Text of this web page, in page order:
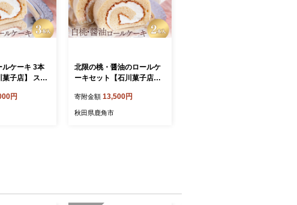
ルケーキ 3本
子店】 スイ
完熟 国産
暮 母の日 父
円
北限の桃・醤油のロールケ
ーキセット【石川菓子店】
ンデー ホワイトデー 完熟
国産桃 お中元 お歳暮 母の
寄附金額 13,500円
秋田県鹿角市